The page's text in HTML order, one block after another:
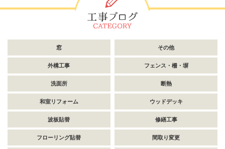
窓 その他
外構工事 フェンス・柵・塀
洗面所 断熱
和室リフォーム ウッドデッキ
波板貼替 修繕工事
フローリング貼替 間取り変更